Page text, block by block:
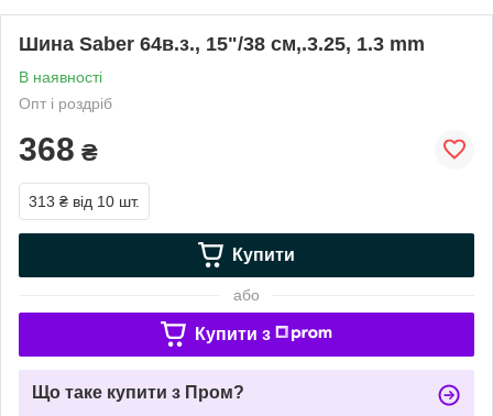
Шина Saber 64в.з., 15"/38 см,.3.25, 1.3 mm
В наявності
Опт і роздріб
368 ₴
313 ₴ від 10 шт.
Купити
або
Купити з
Що таке купити з Пром?